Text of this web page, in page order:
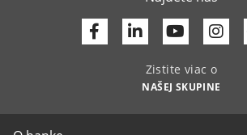
Facebook
LinkedinYoutube
Zistite viac o
NAŠEJ SKUPINE